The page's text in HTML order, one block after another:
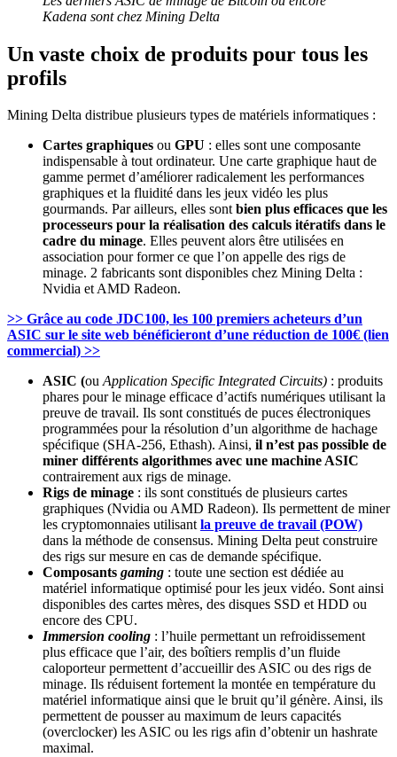
Kadena sont chez Mining Delta
Un vaste choix de produits pour tous les
profils
Mining Delta distribue plusieurs types de matériels informatiques :
Cartes graphiques ou GPU : elles sont une composante
indispensable à tout ordinateur. Une carte graphique haut de
gamme permet d’améliorer radicalement les performances
graphiques et la fluidité dans les jeux vidéo les plus
gourmands. Par ailleurs, elles sontbien plus efficaces que les
processeurs pour la réalisation des calculs itératifs dans le
cadre du minage. Elles peuvent alors être utilisées en
association pour former ce que l’on appelle des rigs de
minage. 2 fabricants sont disponibles chez Mining Delta :
Nvidia et AMD Radeon.
>> Grâce au code JDC100, les 100 premiers acheteurs d’un
ASIC sur le site web bénéficieront d’une réduction de 100€ (lien
commercial) >>
ASIC (ouApplication Specific Integrated Circuits) : produits
phares pour le minage efficace d’actifs numériques utilisant la
preuve de travail. Ils sont constitués de puces électroniques
programmées pour la résolution d’un algorithme de hachage
spécifique (SHA-256, Ethash). Ainsi, il n’est pas possible de
miner différents algorithmes avec une machine ASIC
contrairement aux rigs de minage.
Rigs de minage : ils sont constitués de plusieurs cartes
graphiques (Nvidia ou AMD Radeon). Ils permettent de miner
les cryptomonnaies utilisantla preuve de travail (POW)
dans la méthode de consensus. Mining Delta peut construire
des rigs sur mesure en cas de demande spécifique.
Composants gaming : toute une section est dédiée au
matériel informatique optimisé pour les jeux vidéo. Sont ainsi
disponibles des cartes mères, des disques SSD et HDD ou
encore des CPU.
Immersion cooling : l’huile permettant un refroidissement
plus efficace que l’air, des boîtiers remplis d’un fluide
caloporteur permettent d’accueillir des ASIC ou des rigs de
minage. Ils réduisent fortement la montée en température du
matériel informatique ainsi que le bruit qu’il génère. Ainsi, ils
permettent de pousser au maximum de leurs capacités
(overclocker) les ASIC ou les rigs afin d’obtenir un hashrate
maximal.